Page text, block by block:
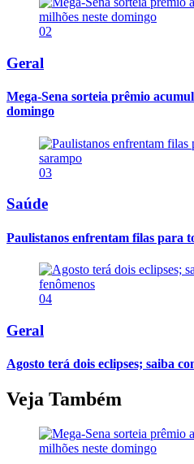
02
Geral
Mega-Sena sorteia prêmio
domingo
03
Saúde
Paulistanos enfrentam filas para
04
Geral
Agosto terá dois eclipses; saiba
Veja Também